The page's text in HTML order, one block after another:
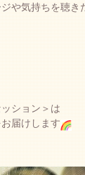
や気持ちを聴き
ション＞は
届けします